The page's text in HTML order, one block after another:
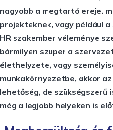
nagyobb a megtartó ereje,
projekteknek, vagy például
HR szakember véleménye
bármilyen szuper a
élethelyzete, vagy
munkakörnyezetbe, akkor
lehetőség, de szükségszerű
még a legjobb helyeken is